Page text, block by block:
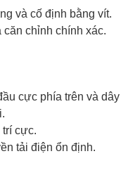
và cố định bằng vít.
chỉnh chính xác.
cực phía trên và dây
cực.
tải điện ổn định.